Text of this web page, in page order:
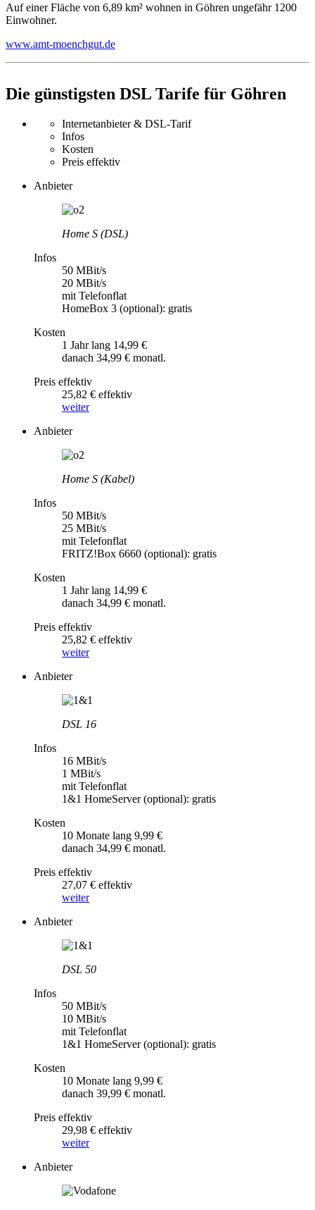
Auf einer Fläche von 6,89 km² wohnen in Göhren ungefähr 1200
Einwohner.
www.amt-moenchgut.de
Die günstigsten DSL Tarife für Göhren
Internetanbieter & DSL-Tarif
Infos
Kosten
Preis effektiv
Anbieter
Home S (DSL)
Infos
50 MBit/s
20 MBit/s
mit Telefonflat
HomeBox 3 (optional): gratis
Kosten
1 Jahr lang 14,99 €
danach 34,99 € monatl.
Preis effektiv
25,82 € effektiv
weiter
Anbieter
Home S (Kabel)
Infos
50 MBit/s
25 MBit/s
mit Telefonflat
FRITZ!Box 6660 (optional): gratis
Kosten
1 Jahr lang 14,99 €
danach 34,99 € monatl.
Preis effektiv
25,82 € effektiv
weiter
Anbieter
DSL 16
Infos
16 MBit/s
1 MBit/s
mit Telefonflat
1&1 HomeServer (optional): gratis
Kosten
10 Monate lang 9,99 €
danach 34,99 € monatl.
Preis effektiv
27,07 € effektiv
weiter
Anbieter
DSL 50
Infos
50 MBit/s
10 MBit/s
mit Telefonflat
1&1 HomeServer (optional): gratis
Kosten
10 Monate lang 9,99 €
danach 39,99 € monatl.
Preis effektiv
29,98 € effektiv
weiter
Anbieter